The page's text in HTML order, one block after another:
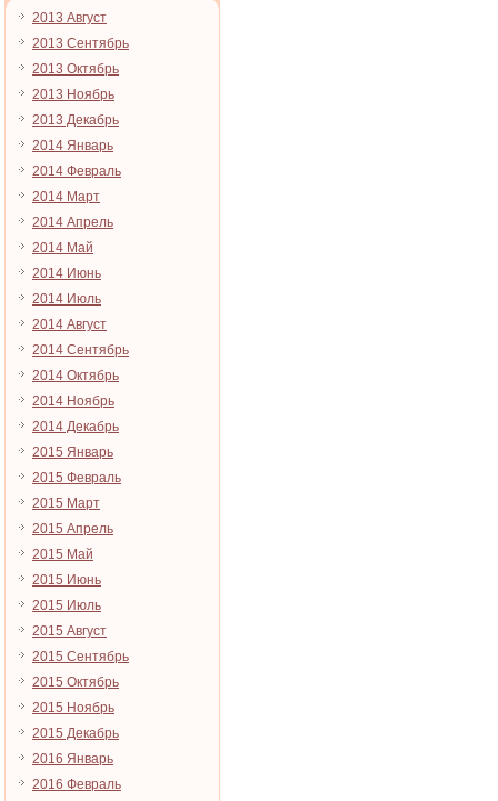
2013 Август
2013 Сентябрь
2013 Октябрь
2013 Ноябрь
2013 Декабрь
2014 Январь
2014 Февраль
2014 Март
2014 Апрель
2014 Май
2014 Июнь
2014 Июль
2014 Август
2014 Сентябрь
2014 Октябрь
2014 Ноябрь
2014 Декабрь
2015 Январь
2015 Февраль
2015 Март
2015 Апрель
2015 Май
2015 Июнь
2015 Июль
2015 Август
2015 Сентябрь
2015 Октябрь
2015 Ноябрь
2015 Декабрь
2016 Январь
2016 Февраль